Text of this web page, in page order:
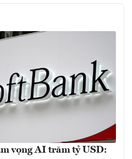
vọng AI trăm tỷ USD: